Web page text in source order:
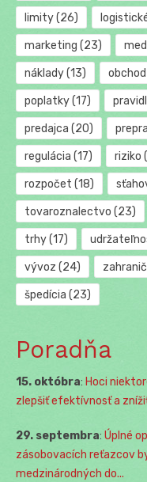
limity(26)
marketing (23)
náklady(13) obchod
poplatky(17)
predajca (20)
regulácia (17) riziko
rozpočet (18)
tovaroznalectvo (23)
trhy(17)
vývoz (24)
špedícia (23)
Poradňa
15. októbra: Hoci
zlepšiť efektívnosť a
29. septembra: Úplné
zásobovacích reťazcov
medzinárodných do...